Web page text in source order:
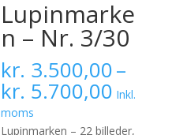
Lupinmarke
n – Nr. 3/30
kr. 3.500,00–
kr. 5.700,00
kr.
til
Inkl.
moms
Lupinmarken – 22 billeder,